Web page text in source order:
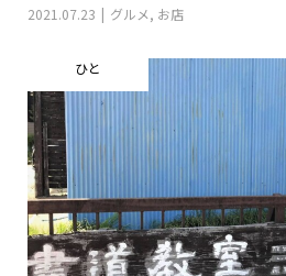
2021.07.23 グルメ, お店
ひと